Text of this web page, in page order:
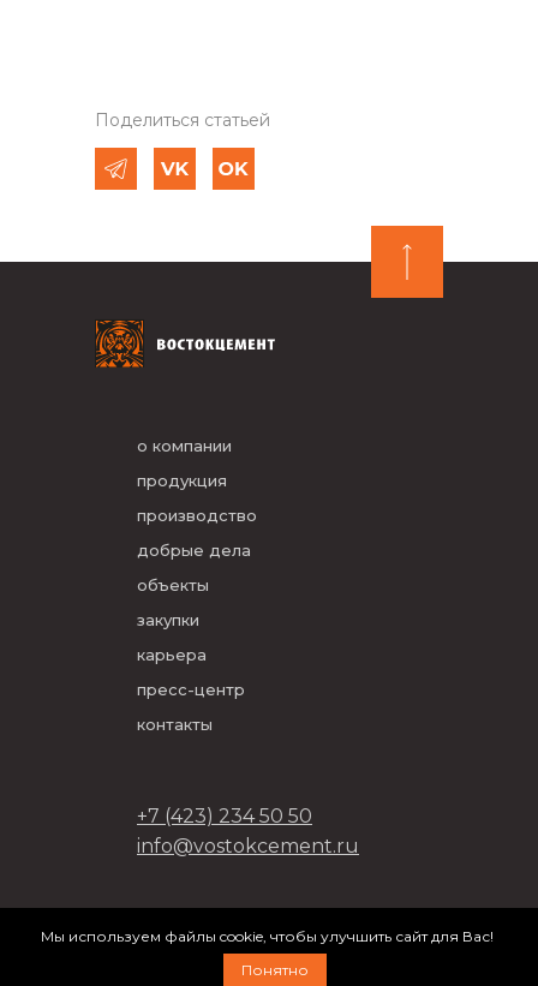
Поделиться статьей
о компании
продукция
производство
добрые дела
объекты
закупки
карьера
пресс-центр
контакты
+7 (423) 234 50 50
info@vostokcement.ru
разработано вDVIGA
Мы используем файлы cookie, чтобы улучшить сайт для Вас!
Понятно